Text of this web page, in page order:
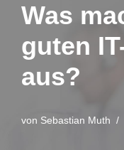
Was
guten
aus?
von Sebastian Muth